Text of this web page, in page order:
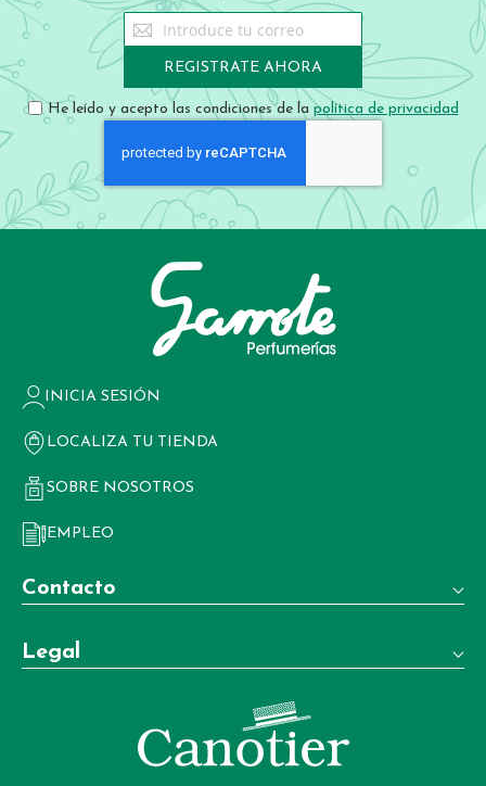
Sign
Up
for
Our
Newsletter:
REGISTRATE AHORA
He leído y acepto las condiciones de la política de privacidad
INICIA SESIÓN
LOCALIZA TU TIENDA
SOBRE NOSOTROS
EMPLEO
Contacto
Teléfono:
+34 981 22 97 83
+34 604 02 37 06
Legal
Términos y condiciones de venta